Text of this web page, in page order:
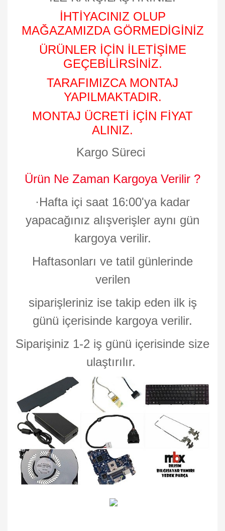
İHTİYACINIZ OLUP
MAĞAZAMIZDA GÖRMEDİGİNİZ
ÜRÜNLER İÇİN İLETİŞİME
GEÇEBİLİRSİNİZ.
TARAFIMIZCA MONTAJ
YAPILMAKTADIR.
MONTAJ ÜCRETİ İÇİN FİYAT
ALINIZ.
Kargo Süreci
Ürün Ne Zaman Kargoya Verilir ?
·Hafta içi saat 16:00'ya kadar
yapacağınız alışverişler aynı gün
kargoya verilir.
Haftasonları ve tatil günlerinde
verilen
siparişleriniz ise takip eden ilk iş
günü içerisinde kargoya verilir.
Siparişiniz 1-2 iş günü içerisinde size
ulaştırılır.